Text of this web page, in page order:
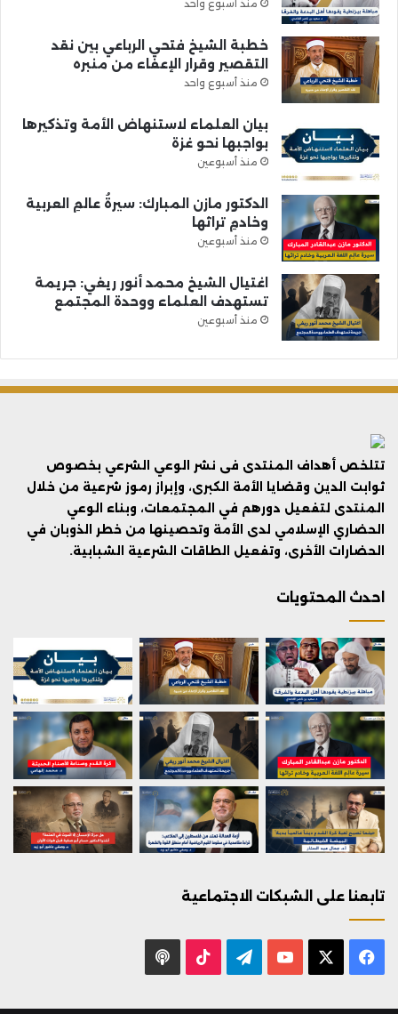
منذ أسبوع واحد
خطبة الشيخ فتحي الرباعي بين نقد
التقصير وقرار الإعفاء من منبره
منذ أسبوع واحد
بيان العلماء لاستنهاض الأمة وتذكيرها
بواجبها نحو غزة
منذ أسبوعين
الدكتور مازن المبارك: سيرةُ عالمِ العربية
وخادمِ تراثها
منذ أسبوعين
اغتيال الشيخ محمد أنور ريغي: جريمة
تستهدف العلماء ووحدة المجتمع
منذ أسبوعين
تتلخص أهداف المنتدى فى نشر الوعي الشرعي بخصوص
ثوابت الدين وقضايا الأمة الكبرى، وإبراز رموز شرعية من خلال
المنتدى لتفعيل دورهم في المجتمعات، وبناء الوعي
الحضاري الإسلامي لدى الأمة وتحصينها من خطر الذوبان في
الحضارات الأخرى، وتفعيل الطاقات الشرعية الشبابية.
احدث المحتويات
تابعنا على الشبكات الاجتماعية
فيسبوك يوتيوب تيلقرام ‫TikTok